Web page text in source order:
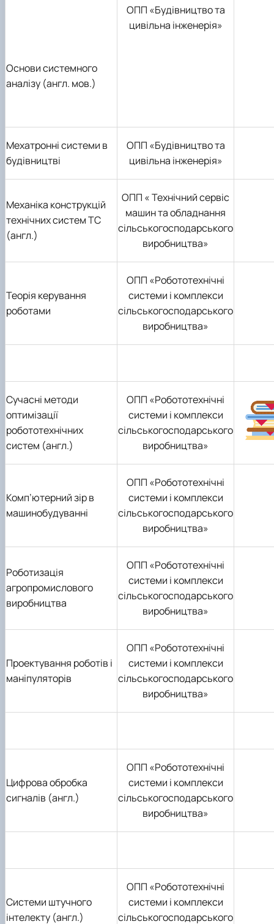
Основи системного
аналізу (англ. мов.)
ОПП «Будівництво та
цивільна інженерія»
Мехатронні системи в
будівництві
ОПП «Будівництво та
цивільна інженерія»
Механіка конструкцій
технічних систем ТС
(англ.)
ОПП « Технічний сервіс
машин та обладнання
сільськогосподарського
виробництва»
Теорія керування
роботами
ОПП «Робототехнічні
системи і комплекси
сільськогосподарського
виробництва»
Сучасні методи
оптимізації
робототехнічних
систем (англ.)
ОПП «Робототехнічні
системи і комплекси
сільськогосподарського
виробництва»
Комп’ютерний зір в
машинобудуванні
ОПП «Робототехнічні
системи і комплекси
сільськогосподарського
виробництва»
Роботизація
агропромислового
виробництва
ОПП «Робототехнічні
системи і комплекси
сільськогосподарського
виробництва»
Проектування роботів і
маніпуляторів
ОПП «Робототехнічні
системи і комплекси
сільськогосподарського
виробництва»
Цифрова обробка
сигналів (англ.)
ОПП «Робототехнічні
системи і комплекси
сільськогосподарського
виробництва»
Системи штучного
інтелекту (англ.)
ОПП «Робототехнічні
системи і комплекси
сільськогосподарського